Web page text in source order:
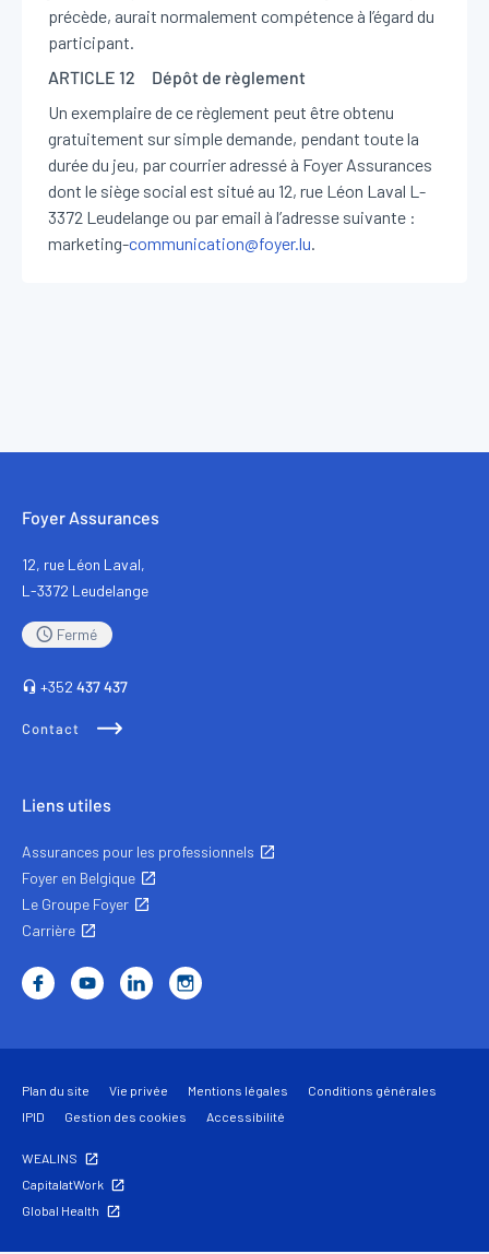
précède, aurait normalement compétence à l’égard du
participant.
ARTICLE 12 Dépôt de règlement
Un exemplaire de ce règlement peut être obtenu
gratuitement sur simple demande, pendant toute la
durée du jeu, par courrier adressé à Foyer Assurances
dont le siège social est situé au 12, rue Léon Laval L-
3372 Leudelange ou par email à l’adresse suivante :
marketing-communication@foyer.lu.
Foyer Assurances
12, rue Léon Laval,
L-3372 Leudelange
Fermé
+352 437 437
Contact
Liens utiles
Assurances pour les professionnels
Foyer en Belgique
Le Groupe Foyer
Carrière
Plan du site Vie privée Mentions légales
Conditions générales
IPID
Gestion des cookies Accessibilité
WEALINS
CapitalatWork
Global Health